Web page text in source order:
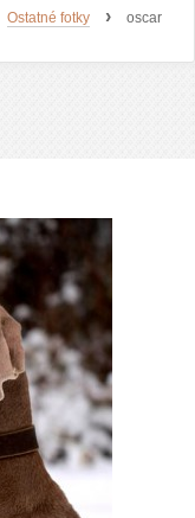
Ostatné fotky ›
oscar